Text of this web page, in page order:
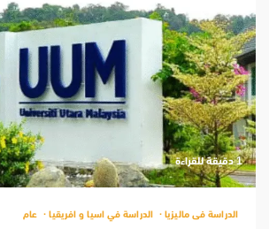
‫1 دقيقة للقراءة
الدراسة فى ماليزيا الدراسة في اسيا و افريقيا عام